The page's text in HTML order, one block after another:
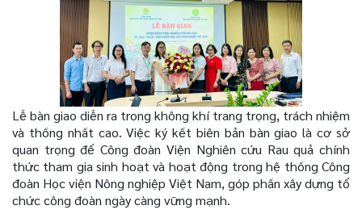
Lễ bàn giao diễn ra trong không khí trang trọng, trách nhiệm
và thống nhất cao. Việc ký kết biên bản bàn giao là cơ sở
quan trọng để Công đoàn Viện Nghiên cứu Rau quả chính
thức tham gia sinh hoạt và hoạt động trong hệ thống Công
đoàn Học viện Nông nghiệp Việt Nam, góp phần xây dựng tổ
chức công đoàn ngày càng vững mạnh.